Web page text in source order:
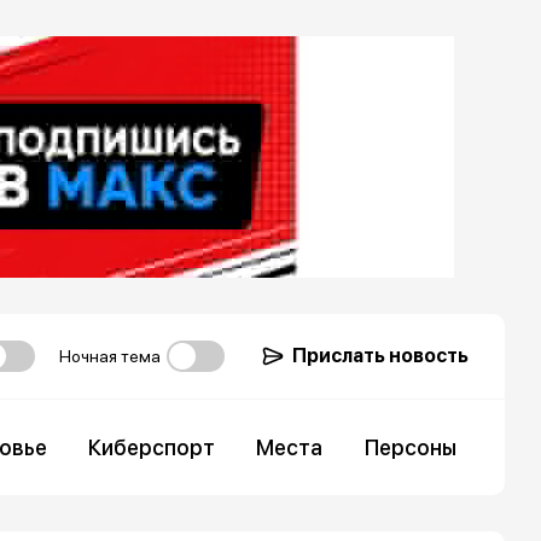
Ночная тема Прислать новость
Киберспорт Места Персоны